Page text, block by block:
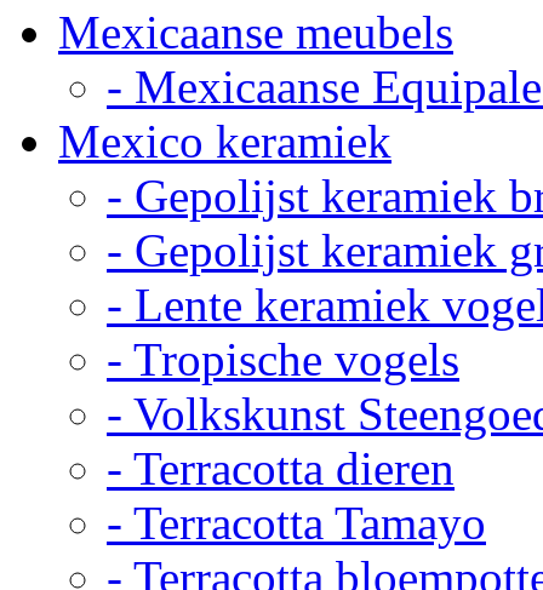
Mexicaanse meubels
- Mexicaanse
Mexico keramiek
- Gepolijst keramiek
- Gepolijst keramiek
- Lente keramiek
- Tropische vogels
- Volkskunst
- Terracotta dieren
- Terracotta Tamayo
- Terracotta